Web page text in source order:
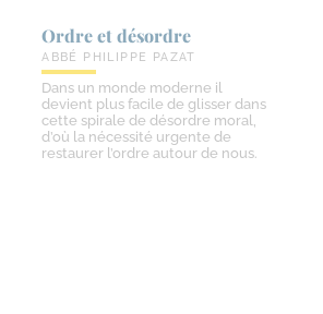
Ordre et désordre
ABBÉ PHILIPPE PAZAT
Dans un monde moderne il
devient plus facile de glisser dans
cette spirale de désordre moral,
d’où la nécessité urgente de
restaurer l’ordre autour de nous.